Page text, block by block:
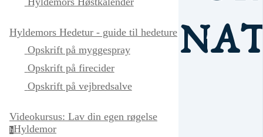
Hyldemors Hedetur - guide til hedeture
Opskrift på myggespray
Opskrift på firecider
Opskrift på vejbredsalve
Videokursus: Lav din egen røgelse
hHyldemor